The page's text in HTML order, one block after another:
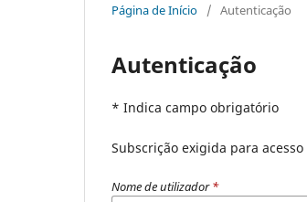
Página de Início / Autenticação
Autenticação
* Indica campo obrigatório
Subscrição exigida para
Nome de utilizador*